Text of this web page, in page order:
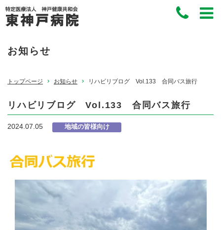
お知らせ
トップページ お知らせ リハビリブログ Vol.133 合同バス旅行
リハビリブログ Vol.133 合同バス旅行
2024.07.05 地域の皆様向け